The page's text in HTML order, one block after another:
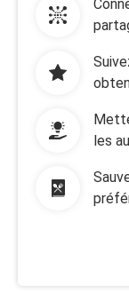
les